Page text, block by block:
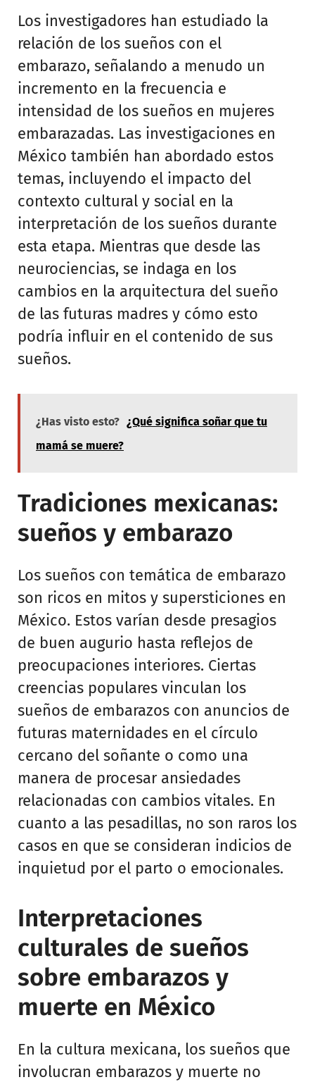
Los investigadores han estudiado la
relación de los sueños con el
embarazo, señalando a menudo un
incremento en la frecuencia e
intensidad de los sueños en mujeres
embarazadas. Las investigaciones en
México también han abordado estos
temas, incluyendo el impacto del
contexto cultural y social en la
interpretación de los sueños durante
esta etapa. Mientras que desde las
neurociencias, se indaga en los
cambios en la arquitectura del sueño
de las futuras madres y cómo esto
podría influir en el contenido de sus
sueños.
¿Has visto esto? ¿Qué significa soñar que tu
mamá se muere?
Tradiciones mexicanas:
sueños y embarazo
Los sueños con temática de embarazo
son ricos en mitos y supersticiones en
México. Estos varían desde presagios
de buen augurio hasta reflejos de
preocupaciones interiores. Ciertas
creencias populares vinculan los
sueños de embarazos con anuncios de
futuras maternidades en el círculo
cercano del soñante o como una
manera de procesar ansiedades
relacionadas con cambios vitales. En
cuanto a las pesadillas, no son raros los
casos en que se consideran indicios de
inquietud por el parto o emocionales.
Interpretaciones
culturales de sueños
sobre embarazos y
muerte en México
En la cultura mexicana, los sueños que
involucran embarazos y muerte no